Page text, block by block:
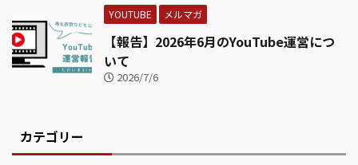
YOUTUBE メルマガ
【報告】2026年6月のYouTube運営につ
いて
2026/7/6
カテゴリー